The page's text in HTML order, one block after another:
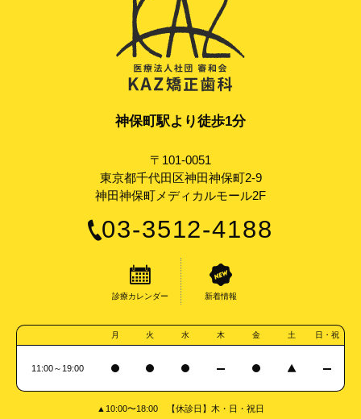
神保町駅より徒歩1分
〒101-0051
東京都千代田区神田神保町2-9
神田神保町メディカルモール2F
03-3512-4188
診療カレンダー 新着情報
月 火 水 木 金 土 日・祝
11:00～19:00
▲10:00〜18:00 【休診日】木・日・祝日